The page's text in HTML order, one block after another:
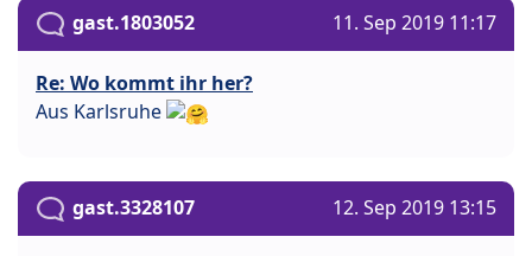
gast.1803052 11. Sep 2019 11:17
Re: Wo kommt ihr her?
Aus Karlsruhe
gast.3328107 12. Sep 2019 13:15